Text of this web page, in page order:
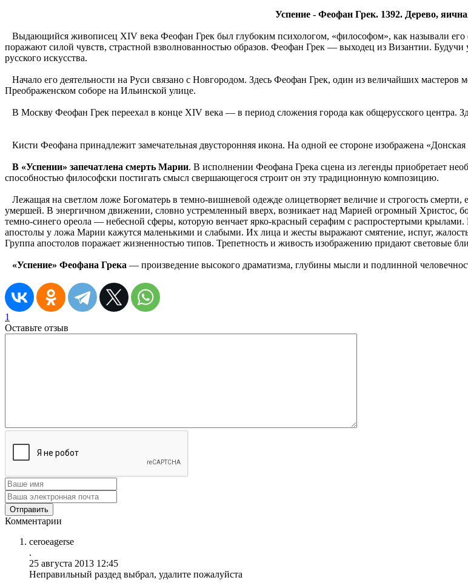
Успение - Феофан Грек. 1392. Дерево,
Выдающийся живописец XIV века Феофан Грек был глубоким психологом, «философом», как называли его
поражают силой чувств, страстной взволнованностью образов. Феофан Грек — выходец из Византии.
русского искусства.
Начало его деятельности на Руси связано с Новгородом. Здесь Феофан Грек, один из величайших
Преображенском соборе на Ильинской улице.
В Москву Феофан Грек переехал в конце XIV века — в период сложения города как общерусского центра.
Кисти Феофана принадлежит замечательная двусторонняя икона. На одной ее стороне изображена
В «Успении» запечатлена смерть Марии. В исполнении Феофана Грека сцена из легенды приобретает
способностью философски постигать смысл свершающегося строит он эту традиционную композицию.
Лежащая на светлом ложе Богоматерь в темно-вишневой одежде олицетворяет величие и строгость
умершей. В энергичном движении, словно устремленный вверх, возникает над Марией огромный Христос,
темно-синего ореола — небесной сферы, которую венчает ярко-красный серафим с распростертыми
апостолы у ложа Марии кажутся маленькими и слабыми. Их лица и жесты выражают смятение, испуг,
Группа апостолов поражает жизненностью типов. Трепетность и живость изображению придают световые
«Успение» Феофана Грека — произведение высокого драматизма, глубины мысли и подлинной
1
Оставьте отзыв
Комментарии
ceroeagerse
.
25 августа 2013 12:45
Неправильный раздед выбрал, удалите пожалуйста